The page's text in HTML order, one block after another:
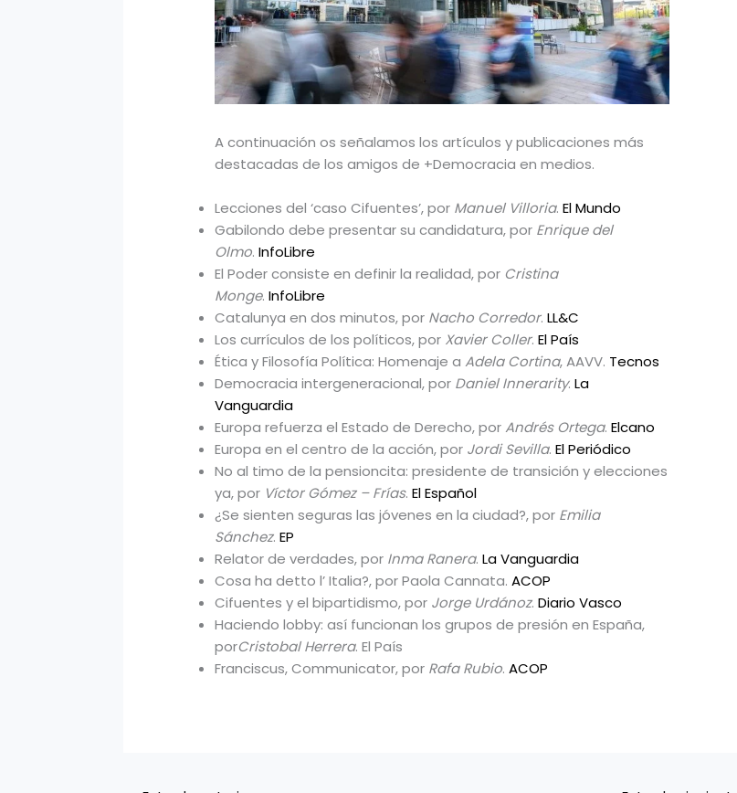
A continuación os señalamos los artículos y publicaciones más
destacadas de los amigos de +Democracia en medios.
Lecciones del ‘caso Cifuentes’, por Manuel Villoria. El Mundo
Gabilondo debe presentar su candidatura, por Enrique del
Olmo. InfoLibre
El Poder consiste en definir la realidad, por Cristina
Monge. InfoLibre
Catalunya en dos minutos, por Nacho Corredor. LL&C
Los currículos de los políticos, por Xavier Coller. El País
Ética y Filosofía Política: Homenaje a Adela Cortina, AAVV. Tecnos
Democracia intergeneracional, por Daniel Innerarity. La
Vanguardia
Europa refuerza el Estado de Derecho, porAndrés Ortega. Elcano
Europa en el centro de la acción, por Jordi Sevilla. El Periódico
No al timo de la pensioncita: presidente de transición y elecciones
ya, por Víctor Gómez – Frías. El Español
¿Se sienten seguras las jóvenes en la ciudad?, por Emilia
Sánchez. EP
Relator de verdades, por Inma Ranera. La Vanguardia
Cosa ha detto l’ Italia?, por Paola Cannata. ACOP
Cifuentes y el bipartidismo, por Jorge Urdánoz. Diario Vasco
Haciendo lobby: así funcionan los grupos de presión en España,
porCristobal Herrera. El País
Franciscus, Communicator, por Rafa Rubio. ACOP